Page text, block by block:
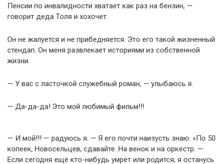
Пенсии по инвалидности хватает как раз на бензин, —
говорит деда Толя и хохочет.
Он не жалуется и не прибедняется. Это его такой жизненный
стендап. Он меня развлекает историями из собственной
жизни.
— У вас с ласточкой служебный роман, — улыбаюсь я.
— Да-да-да! Это мой любимый фильм!!!
— И мой!!! — радуюсь я. — Я его почти наизусть знаю. «По 50
копеек, Новосельцев, сдавайте. На венок и на оркестр. —
Если сегодня ещё кто-нибудь умрёт или родится, я останусь